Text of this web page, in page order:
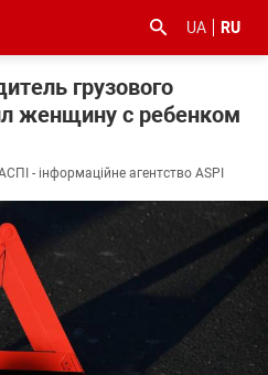
UA RU
грузового
женщину с ребенком
- інформаційне агентство ASPI
#Киев #коронавірус